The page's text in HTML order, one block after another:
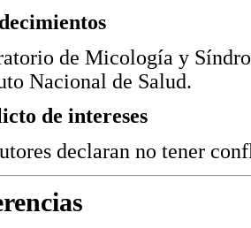
de Micología y
Nacional de Salud.
de intereses
declaran no tener